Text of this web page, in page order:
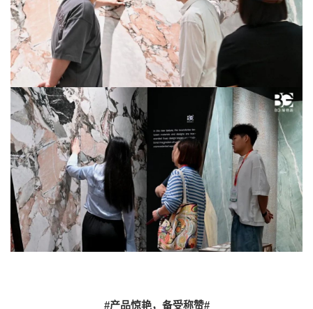
#产品惊艳，备受称赞#